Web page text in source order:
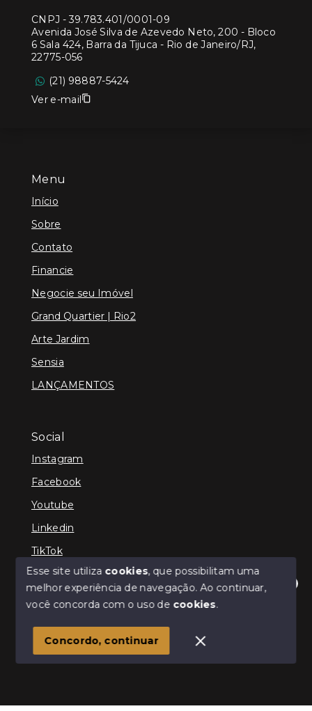
Olá! Estamos disponíveis para te ajudar.
Menu
Início
Sobre
Contato
Financie
Negocie seu Imóvel
Grand Quartier | Rio2
Arte Jardim
Sensia
LANÇAMENTOS
Social
Instagram
Facebook
Youtube
Linkedin
TikTok
© Copyright 2026 - TEFE IMÓVEIS - Todos os direitos
SITE PARA IMOBILIARIA
CNPJ -39.783.401/0001-09
Avenida José Silva de Azevedo Neto, 200 - Bloco
6 Sala 424, Barra da Tijuca - Rio de Janeiro/RJ,
22775-056
(21) 98887-5424
Ver e-mail
Esse site utiliza cookies, que possibilitam uma
melhor experiência de navegação.Ao continuar,
você concorda com o uso de cookies.
Concordo, continuar